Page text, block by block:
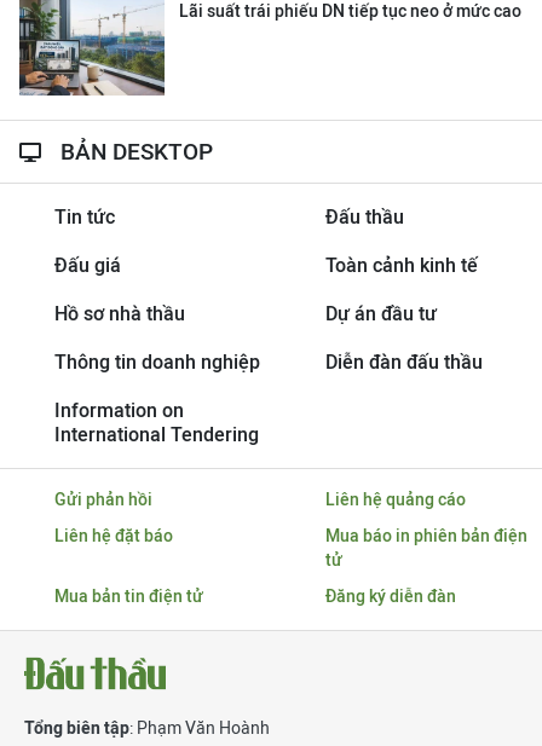
Lãi suất trái phiếu DN tiếp tục neo ở mức cao
BẢN DESKTOP
Tin tức Đấu thầu
Đấu giá Toàn cảnh kinh tế
Hồ sơ nhà thầu Dự án đầu tư
Thông tin doanh nghiệp Diễn đàn đấu thầu
Information on
International Tendering
Gửi phản hồi
Liên hệ quảng cáo
Liên hệ đặt báo
Mua báo in phiên bản điện
tử
Mua bản tin điện tử
Đăng ký diễn đàn
Tổng biên tập: Phạm Văn Hoành